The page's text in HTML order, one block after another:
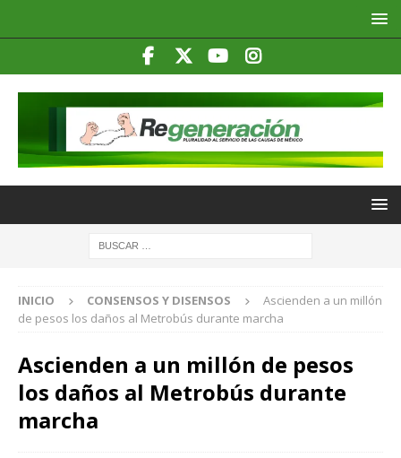
INICIO CONSENSOS Y DISENSOS
Ascienden a un millón
de pesos los daños al Metrobús durante marcha
Ascienden a un millón de pesos
los daños al Metrobús durante
marcha